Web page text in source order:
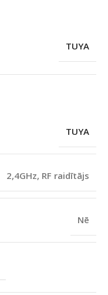
TUYA
TUYA
2,4GHz, RF raidītājs
Nē